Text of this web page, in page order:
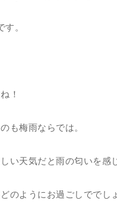
。
！
も梅雨ならでは。
い天気だと雨の匂いを
のようにお過ごしででし